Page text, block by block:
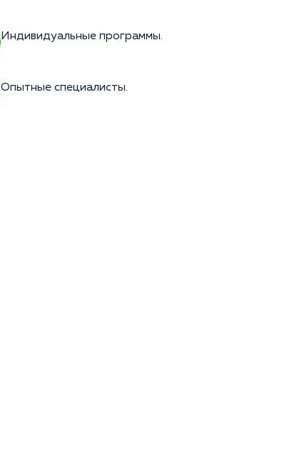
Индивидуальные программы.
Опытные специалисты.